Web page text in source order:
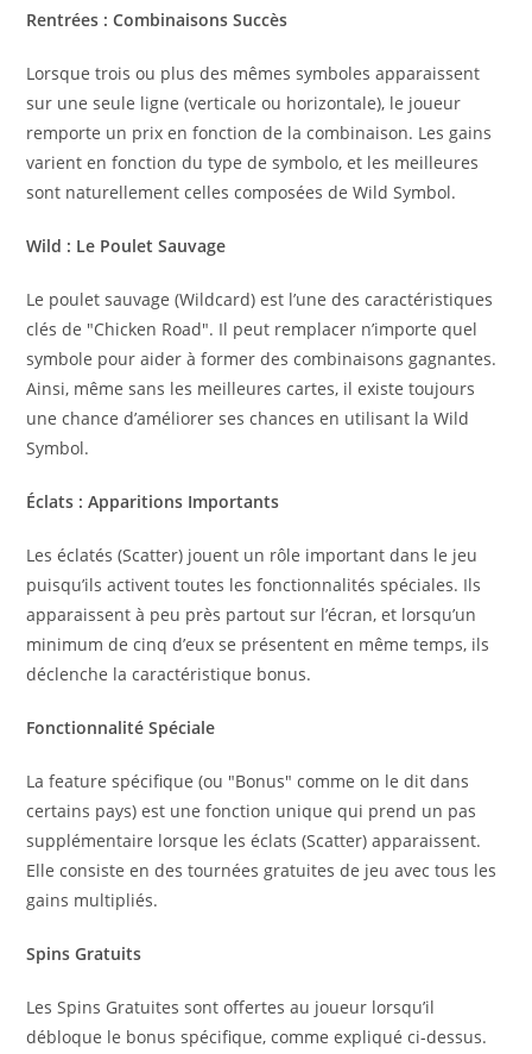
Rentrées : Combinaisons Succès
Lorsque trois ou plus des mêmes symboles apparaissent
sur une seule ligne (verticale ou horizontale), le joueur
remporte un prix en fonction de la combinaison. Les gains
varient en fonction du type de symbolo, et les meilleures
sont naturellement celles composées de Wild Symbol.
Wild : Le Poulet Sauvage
Le poulet sauvage (Wildcard) est l’une des caractéristiques
clés de "Chicken Road". Il peut remplacer n’importe quel
symbole pour aider à former des combinaisons gagnantes.
Ainsi, même sans les meilleures cartes, il existe toujours
une chance d’améliorer ses chances en utilisant la Wild
Symbol.
Éclats : Apparitions Importants
Les éclatés (Scatter) jouent un rôle important dans le jeu
puisqu’ils activent toutes les fonctionnalités spéciales. Ils
apparaissent à peu près partout sur l’écran, et lorsqu’un
minimum de cinq d’eux se présentent en même temps, ils
déclenche la caractéristique bonus.
Fonctionnalité Spéciale
La feature spécifique (ou "Bonus" comme on le dit dans
certains pays) est une fonction unique qui prend un pas
supplémentaire lorsque les éclats (Scatter) apparaissent.
Elle consiste en des tournées gratuites de jeu avec tous les
gains multipliés.
Spins Gratuits
Les Spins Gratuites sont offertes au joueur lorsqu’il
débloque le bonus spécifique, comme expliqué ci-dessus.